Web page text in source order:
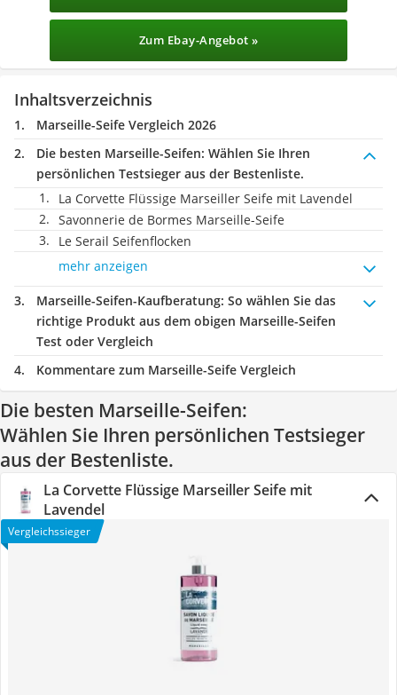
Zum Ebay-Angebot »
Inhaltsverzeichnis
Marseille-Seife Vergleich 2026
Die besten Marseille-Seifen: Wählen Sie Ihren
persönlichen Testsieger aus der Bestenliste.
La Corvette Flüssige Marseiller Seife mit Lavendel
Savonnerie de Bormes Marseille-Seife
Le Serail Seifenflocken
mehr anzeigen
Marseille-Seifen-Kaufberatung: So wählen Sie das
richtige Produkt aus dem obigen Marseille-Seifen
Test oder Vergleich
Kommentare zum Marseille-Seife Vergleich
Die besten Marseille-Seifen:
Wählen Sie Ihren persönlichen Testsieger
aus der Bestenliste.
La Corvette Flüssige Marseiller Seife mit
Lavendel
Vergleichssieger